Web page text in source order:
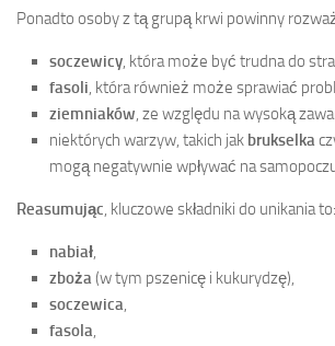
Ponadto osoby z tą grupą krwi powinny
soczewicy, która może być trudna do
fasoli, która również może sprawiać
ziemniaków, ze względu na wysoką
niektórych warzyw, takich jak brukselka
mogą negatywnie wpływać na
Reasumując, kluczowe składniki do unikania to:
nabiał,
zboża(w tym pszenicę i kukurydzę),
soczewica,
fasola,